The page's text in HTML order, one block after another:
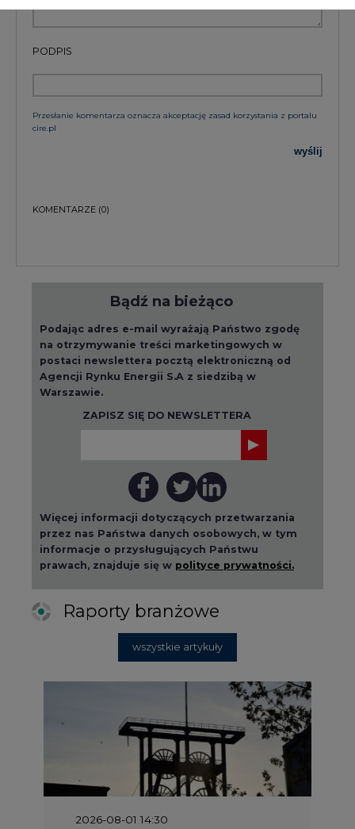
PODPIS
Przesłanie komentarza oznacza akceptację zasad korzystania z portalu
cire.pl
wyślij
KOMENTARZE (0)
Bądź na bieżąco
Podając adres e-mail wyrażają Państwo zgodę
na otrzymywanie treści marketingowych w
postaci newslettera pocztą elektroniczną od
Agencji Rynku Energii S.A z siedzibą w
Warszawie.
ZAPISZ SIĘ DO NEWSLETTERA
Więcej informacji dotyczących przetwarzania
przez nas Państwa danych osobowych, w tym
informacje o przysługujących Państwu
prawach, znajduje się w polityce prywatności.
Raporty branżowe
wszystkie artykuły
2026-08-01 14:30